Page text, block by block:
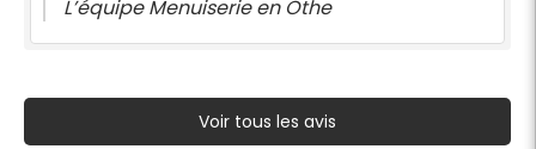
L’équipe Menuiserie en Othe
Voir tous les avis